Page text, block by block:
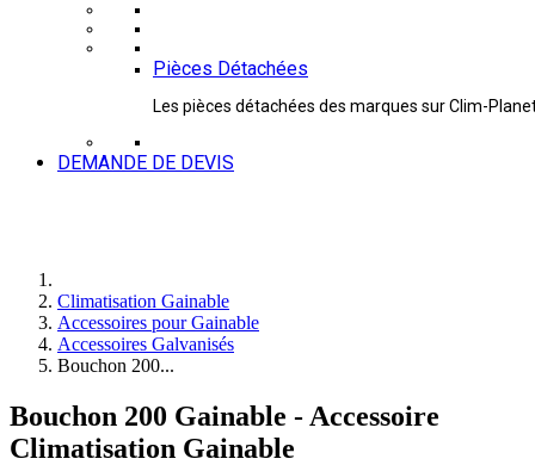
Pièces Détachées
Les pièces détachées des marques sur Clim-
DEMANDE DE DEVIS
Climatisation Gainable
Accessoires pour Gainable
Accessoires Galvanisés
Bouchon 200...
Bouchon 200 Gainable - Accessoire
Climatisation Gainable